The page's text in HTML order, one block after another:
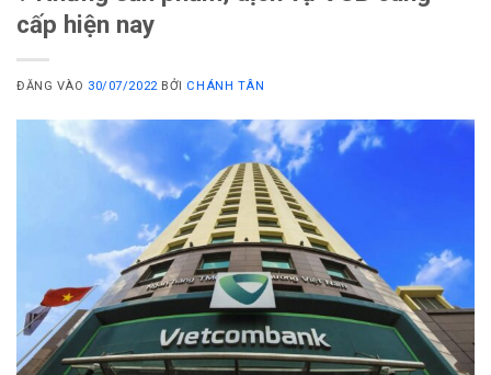
cấp hiện nay
ĐĂNG VÀO 30/07/2022 BỞI CHÁNH TÂN